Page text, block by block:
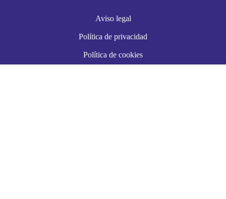
Aviso legal
Política de privacidad
Política de cookies